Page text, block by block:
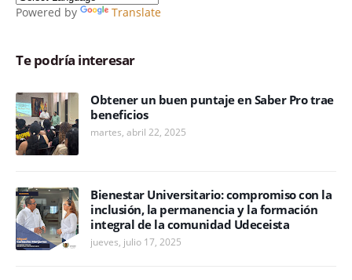
Powered by Translate
Te podría interesar
Obtener un buen puntaje en Saber Pro trae
beneficios
martes, abril 22, 2025
Bienestar Universitario: compromiso con la
inclusión, la permanencia y la formación
integral de la comunidad Udeceista
jueves, julio 17, 2025